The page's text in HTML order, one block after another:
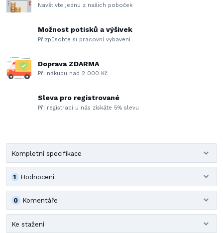
Navštivte jednu z našich poboček
Možnost potisků a výšivek
Přizpůsobte si pracovní vybavení
Doprava ZDARMA
Při nákupu nad 2 000 Kč
Sleva pro registrované
Při registraci u nás získáte 5% slevu
Kompletní specifikace
Hodnocení
1
Komentáře
0
Ke stažení